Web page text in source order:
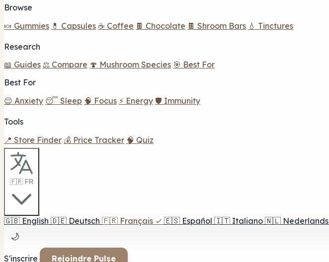
Browse
🍬 Gummies 💊 Capsules ☕ Coffee 🍫 Chocolate 🍫 Shroom Bars 💧 Tinctures
Research
📖 Guides ⚖️ Compare 🍄 Mushroom Species 🎯 Best For
Best For
😌 Anxiety 😴 Sleep 🧠 Focus ⚡ Energy 🛡️ Immunity
Tools
📍 Store Finder 💰 Price Tracker 🧠 Quiz
🇫🇷 FR
🇬🇧 English 🇩🇪 Deutsch 🇫🇷 Français ✓ 🇪🇸 Español 🇮🇹 Italiano 🇳🇱 Nederlands
🌙
S'inscrire Rejoindre Pulse